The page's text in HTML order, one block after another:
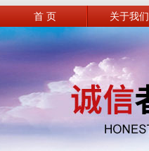
首 页 关于我们